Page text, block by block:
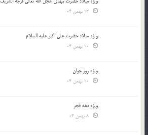
ویژه میلاد حضرت علی اکبر علیه السلام
ویژه روز جوان
ویژه دهه فجر